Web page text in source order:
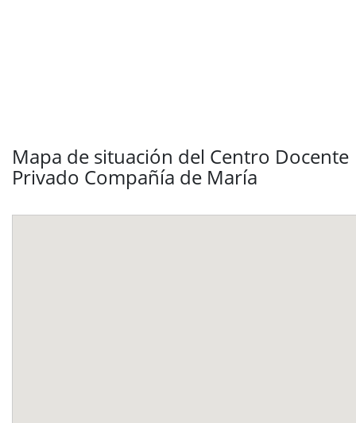
Mapa de situación del Centro Docente
Privado Compañía de María